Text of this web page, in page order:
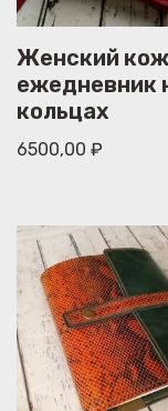
Женский
ежедневник
кольцах
6500,00 ₽